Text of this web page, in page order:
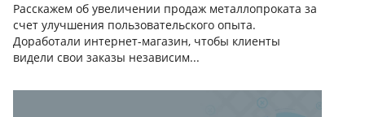
Расскажем об увеличении продаж металлопроката за
счет улучшения пользовательского опыта.
Доработали интернет-магазин, чтобы клиенты
видели свои заказы независим...